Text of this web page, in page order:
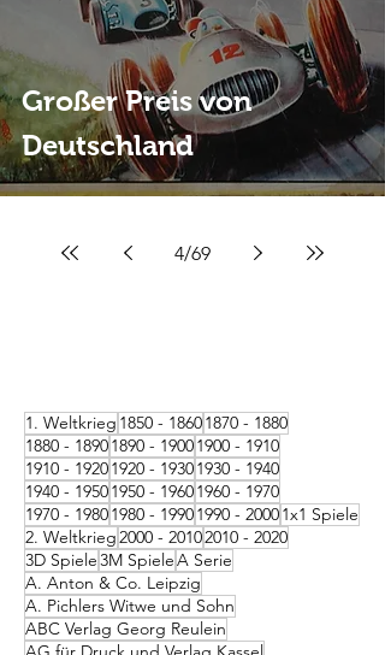
Großer Preis von
Deutschland
4/69
1. Weltkrieg 1850 - 18601870 - 1880
1880 - 18901890 - 19001900 - 1910
1910 - 19201920 - 19301930 - 1940
1940 - 19501950 - 19601960 - 1970
1970 - 19801980 - 19901990 - 20001x1 Spiele
2. Weltkrieg2000 - 20102010 - 2020
3D Spiele3M SpieleA Serie
A. Anton & Co. Leipzig
A. Pichlers Witwe und Sohn
ABC Verlag Georg Reulein